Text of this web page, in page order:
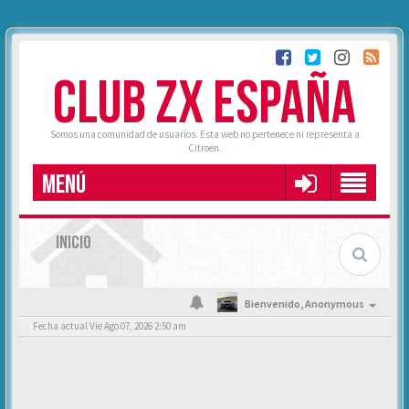
CLUB ZX ESPAÑA
Somos una comunidad de usuarios. Esta web no pertenece ni representa a
Citroën.
MENÚ
INICIO
Bienvenido,Anonymous
Fecha actual Vie Ago 07, 2026 2:50 am